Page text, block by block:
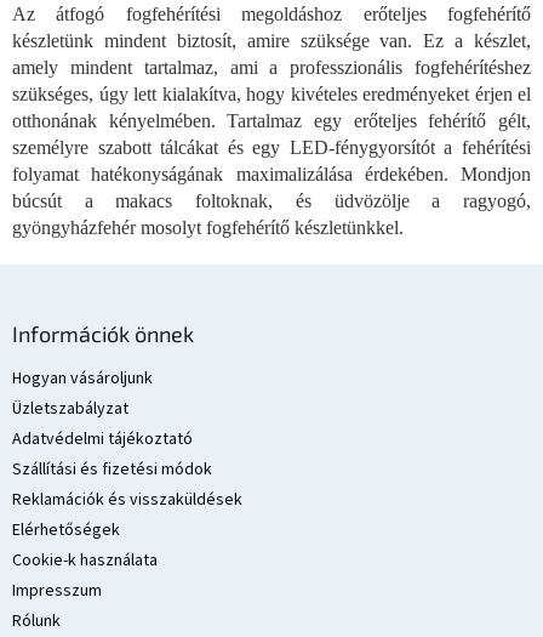
s
e
l
e
m
e
i
Az átfogó fogfehérítési megoldáshoz erőteljes fogfehérítő
készletünk mindent biztosít, amire szüksége van. Ez a készlet,
amely mindent tartalmaz, ami a professzionális fogfehérítéshez
szükséges, úgy lett kialakítva, hogy kivételes eredményeket érjen el
otthonának kényelmében. Tartalmaz egy erőteljes fehérítő gélt,
személyre szabott tálcákat és egy LED-fénygyorsítót a fehérítési
folyamat hatékonyságának maximalizálása érdekében. Mondjon
búcsút a makacs foltoknak, és üdvözölje a ragyogó,
gyöngyházfehér mosolyt fogfehérítő készletünkkel.
Információk önnek
Hogyan vásároljunk
Üzletszabályzat
Adatvédelmi tájékoztató
Szállítási és fizetési módok
Reklamációk és visszaküldések
Elérhetőségek
Cookie-k használata
Impresszum
Rólunk